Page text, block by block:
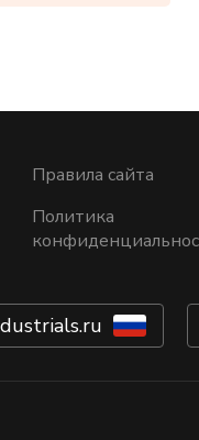
Правила сайта
Политика